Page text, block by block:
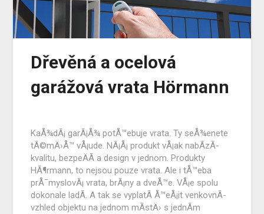
Dřevěná a ocelová
garážová vrata Hörmann
KaÅ¾dÃ¡ garÃ¡Å¾ potÅ™ebuje vrata. Ty seÅ¾enete
tÃ©mÄ›Å™ vÅ¡ude. NÃ¡Å¡ produkt vÅ¡ak nabÃ­zÃ­
kvalitu, bezpeÄÃ­ a design v jednom. Produkty
HÃ¶rmann, to nejsou pouze vrata. Ale i tÅ™eba
prÅ¯myslovÃ¡ vrata, brÃ¡ny a dveÅ™e. VÅ¡e spolu
dokonale ladÃ­. A tak se vyplatÃ­ Å™eÅ¡it venkovnÃ­
vzhled objektu na jednom mÃ­stÄ› s jednÃ­m